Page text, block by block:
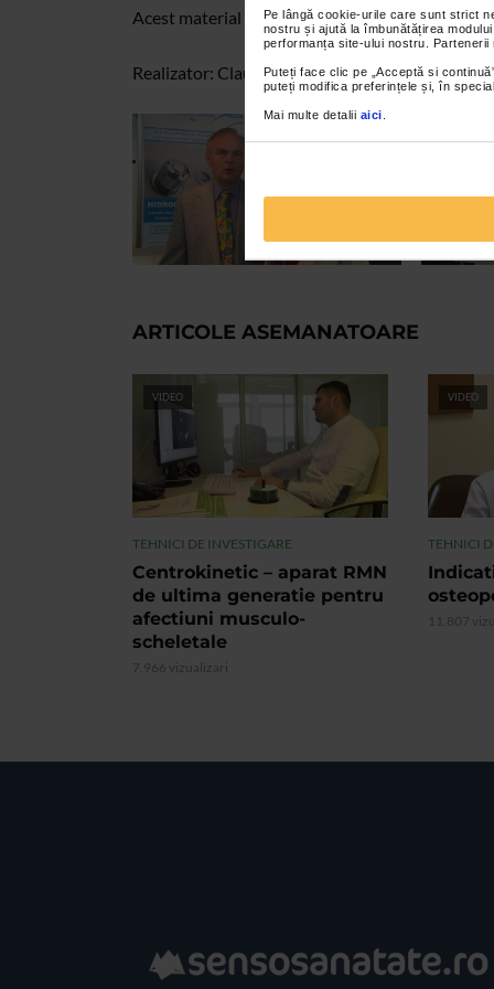
Pe lângă cookie-urile care sunt strict
nostru și ajută la îmbunătățirea
performanța site-ului nostru.
Puteți face clic pe „Acceptă si
puteți modifica preferințele și, în
Mai multe detalii aici
Acest material va este oferit de Catena.
Realizator: Claudia Anton
ARTICOLE ASEMANATOARE
VIDEO
TEHNICI DE INVESTIGARE
Centrokinetic – aparat RMN
de ultima generatie pentru
afectiuni musculo-
scheletale
7.966 vizualizari
VIDEO
TEHNICI
11.807